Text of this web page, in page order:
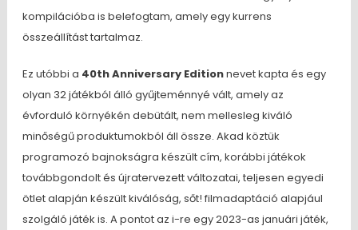
kompilációba is belefogtam, amely egy kurrens
összeállítást tartalmaz.
Ez utóbbi a 40th Anniversary Editionnevet kapta és egy
olyan 32 játékból álló gyűjteménnyé vált, amely az
évforduló környékén debütált, nem mellesleg kiváló
minőségű produktumokból áll össze. Akad köztük
programozó bajnokságra készült cím, korábbi játékok
továbbgondolt és újratervezett változatai, teljesen egyedi
ötlet alapján készült kiválóság, sőt! filmadaptáció alapjául
szolgáló játék is. A pontot az i-re egy 2023-as januári játék,